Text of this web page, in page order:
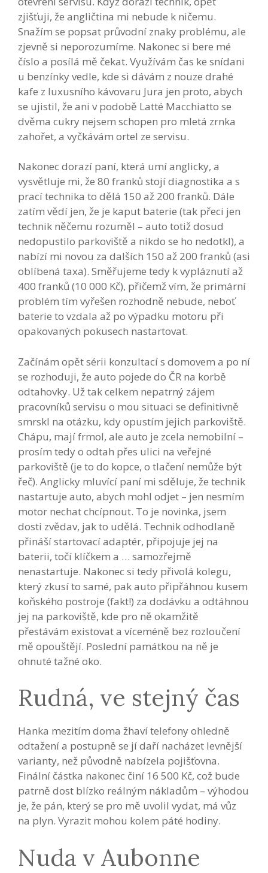
zjišťuji, že angličtina mi nebude k ničemu.
Snažím se popsat průvodní znaky problému, ale
zjevně si neporozumíme. Nakonec si bere mé
číslo a posílá mě čekat. Využívám čas ke snídani
u benzínky vedle, kde si dávám z nouze drahé
kafe z luxusního kávovaru Jura jen proto, abych
se ujistil, že ani v podobě Latté Macchiatto se
dvěma cukry nejsem schopen pro mletá zrnka
zahořet, a vyčkávám ortel ze servisu.
Nakonec dorazí paní, která umí anglicky, a
vysvětluje mi, že 80 franků stojí diagnostika a s
prací technika to dělá 150 až 200 franků. Dále
zatím vědí jen, že je kaput baterie (tak přeci jen
technik něčemu rozuměl – auto totiž dosud
nedopustilo parkoviště a nikdo se ho nedotkl), a
nabízí mi novou za dalších 150 až 200 franků (asi
oblíbená taxa). Směřujeme tedy k vypláznutí až
400 franků (10 000 Kč), přičemž vím, že primární
problém tím vyřešen rozhodně nebude, neboť
baterie to vzdala až po výpadku motoru při
opakovaných pokusech nastartovat.
Začínám opět sérii konzultací s domovem a po ní
se rozhoduji, že auto pojede do ČR na korbě
odtahovky. Už tak celkem nepatrný zájem
pracovníků servisu o mou situaci se definitivně
smrskl na otázku, kdy opustím jejich parkoviště.
Chápu, mají frmol, ale auto je zcela nemobilní –
prosím tedy o odtah přes ulici na veřejné
parkoviště (je to do kopce, o tlačení nemůže být
řeč). Anglicky mluvící paní mi sděluje, že technik
nastartuje auto, abych mohl odjet – jen nesmím
motor nechat chcípnout. To je novinka, jsem
dosti zvědav, jak to udělá. Technik odhodlaně
přináší startovací adaptér, připojuje jej na
baterii, točí klíčkem a … samozřejmě
nenastartuje. Nakonec si tedy přivolá kolegu,
který zkusí to samé, pak auto připřáhnou kusem
koňského postroje (fakt!) za dodávku a odtáhnou
jej na parkoviště, kde pro ně okamžitě
přestávám existovat a víceméně bez rozloučení
mě opouštějí. Poslední památkou na ně je
ohnuté tažné oko.
Rudná, ve stejný čas
Hanka mezitím doma žhaví telefony ohledně
odtažení a postupně se jí daří nacházet levnější
varianty, než původně nabízela pojišťovna.
Finální částka nakonec činí 16 500 Kč, což bude
patrně dost blízko reálným nákladům – výhodou
je, že pán, který se pro mě uvolil vydat, má vůz
na plyn. Vyrazit mohou kolem páté hodiny.
Nuda v Aubonne